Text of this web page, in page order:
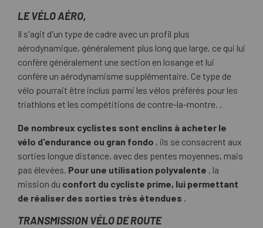
LE VÉLO AÉRO,
Il s'agit d'un type de cadre avec un profil plus
aérodynamique, généralement plus long que large, ce qui lui
confère généralement une section en losange et lui
confère un aérodynamisme supplémentaire. Ce type de
vélo pourrait être inclus parmi les vélos préférés pour les
triathlons et les compétitions de contre-la-montre. .
De nombreux cyclistes sont enclins à acheter le
vélo d'endurance ou gran fondo , ils se consacrent aux
sorties longue distance, avec des pentes moyennes, mais
pas élevées. Pour une utilisation polyvalente , la
mission du confort du cycliste prime, lui permettant
de réaliser des sorties très étendues .
TRANSMISSION VÉLO DE ROUTE